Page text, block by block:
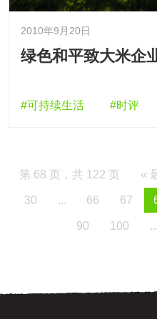
2010年9月20日
绿色和平致大米企
#可持续生活 #时评
第 68 页，共 122 页 «
30 ... 66 67
90 100 ...